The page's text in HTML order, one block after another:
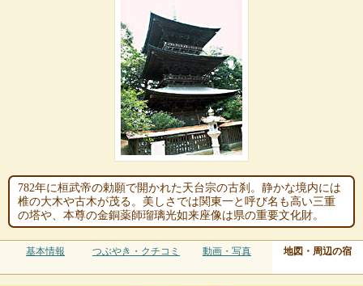
782年に桓武帝の勅願で開かれた天台宗の古刹。静かな境内には
椎の大木や古木が茂る。美しさでは関東一と呼び名も高い三重
の塔や、本尊の金銅薬師瑠璃光如来座像は県の重要文化財。
基本情報 つぶやき・クチコミ 動画・写真 地図・周辺の宿